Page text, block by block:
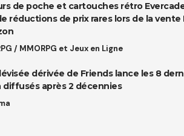
de poche et cartouches rétro
réductions de prix rares lors de la vente
/ MMORPG et Jeux en Ligne
dérivée de Friends lance les 8
diffusés après 2 décennies